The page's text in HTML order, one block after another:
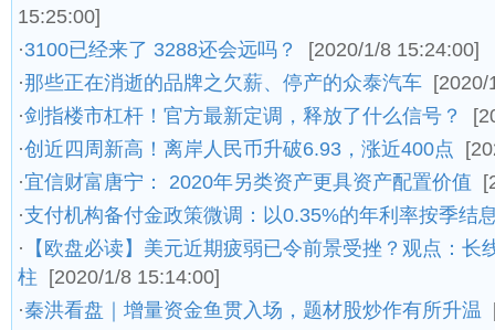
15:25:00]
·3100已经来了 3288还会远吗？
[2020/1/8 15:24:00]
·那些正在消逝的品牌之欠薪、停产的众泰汽车 [2020/
·剑指楼市杠杆！官方最新定调，释放了什么信号？
·创近四周新高！离岸人民币升破6.93，涨近400点
·宜信财富唐宁： 2020年另类资产更具资产配置价值
·支付机构备付金政策微调：以0.35%的年利率按季结
· 【欧盘必读】美元近期疲弱已令前景受挫？观点：长
柱 [2020/1/8 15:14:00]
·秦洪看盘｜增量资金鱼贯入场，题材股炒作有所升温